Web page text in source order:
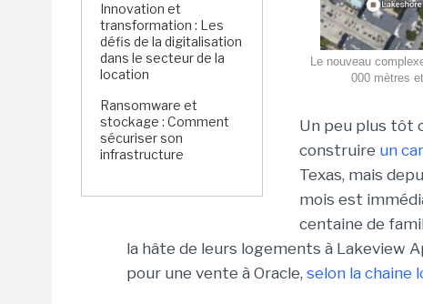
Innovation et
transformation : Les
défis de la digitalisation
dans le secteur de la
location
Ransomware et
stockage : Comment
sécuriser son
infrastructure
Le nouveau
000 mètres
Un peu plus tôt
construire un
Texas, mais
mois est
centaine de
la hâte de leurs logements à Lakeview
pour une vente à Oracle, selon la chaine